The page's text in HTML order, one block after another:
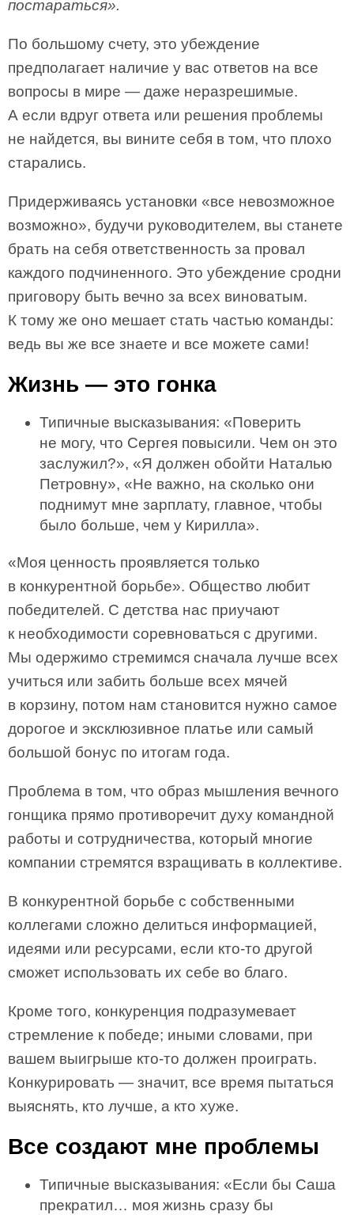
постараться».
По большому счету, это убеждение
предполагает наличие у вас ответов на все
вопросы в мире — даже неразрешимые.
А если вдруг ответа или решения проблемы
не найдется, вы вините себя в том, что плохо
старались.
Придерживаясь установки «все невозможное
возможно», будучи руководителем, вы станете
брать на себя ответственность за провал
каждого подчиненного. Это убеждение сродни
приговору быть вечно за всех виноватым.
К тому же оно мешает стать частью команды:
ведь вы же все знаете и все можете сами!
Жизнь — это гонка
Типичные высказывания: «Поверить
не могу, что Сергея повысили. Чем он это
заслужил?», «Я должен обойти Наталью
Петровну», «Не важно, на сколько они
поднимут мне зарплату, главное, чтобы
было больше, чем у Кирилла».
«Моя ценность проявляется только
в конкурентной борьбе». Общество любит
победителей. С детства нас приучают
к необходимости соревноваться с другими.
Мы одержимо стремимся сначала лучше всех
учиться или забить больше всех мячей
в корзину, потом нам становится нужно самое
дорогое и эксклюзивное платье или самый
большой бонус по итогам года.
Проблема в том, что образ мышления вечного
гонщика прямо противоречит духу командной
работы и сотрудничества, который многие
компании стремятся взращивать в коллективе.
В конкурентной борьбе с собственными
коллегами сложно делиться информацией,
идеями или ресурсами, если кто-то другой
сможет использовать их себе во благо.
Кроме того, конкуренция подразумевает
стремление к победе; иными словами, при
вашем выигрыше кто-то должен проиграть.
Конкурировать — значит, все время пытаться
выяснять, кто лучше, а кто хуже.
Все создают мне проблемы
Типичные высказывания: «Если бы Саша
прекратил… моя жизнь сразу бы